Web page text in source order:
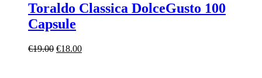
Toraldo Classica DolceGusto 100
Capsule
€19.00 Il
€18.00Il